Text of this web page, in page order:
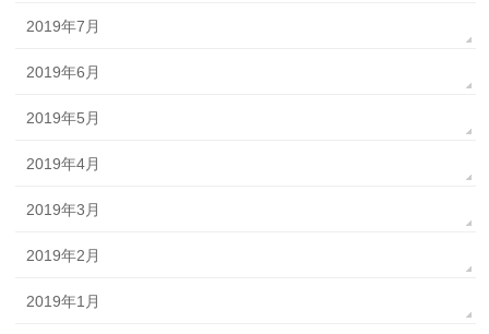
2019年7月
2019年6月
2019年5月
2019年4月
2019年3月
2019年2月
2019年1月